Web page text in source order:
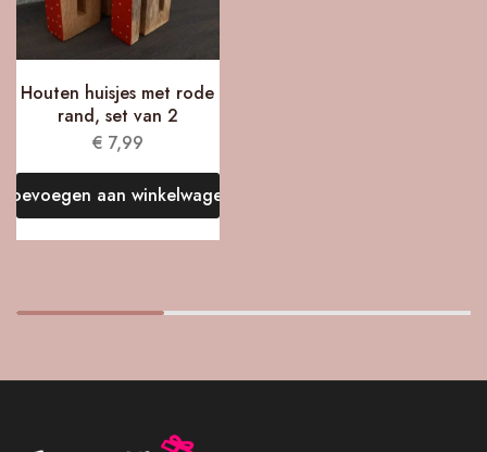
Houten huisjes met rode
rand, set van 2
€ 7,99
Toevoegen aan winkelwagen